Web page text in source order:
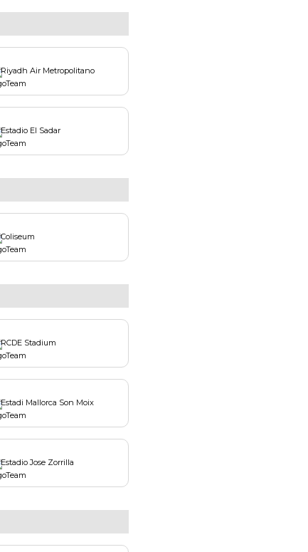
Riyadh Air Metropolitano
Estadio El Sadar
Coliseum
RCDE Stadium
Estadi Mallorca Son Moix
Estadio Jose Zorrilla